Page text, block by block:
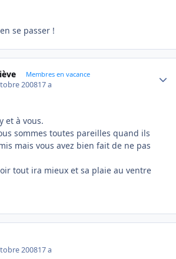
se passer !
Membres en vacance
200817 a
et à vous.
sommes toutes pareilles quand ils
mais vous avez bien fait de ne pas
tout ira mieux et sa plaie au ventre
200817 a